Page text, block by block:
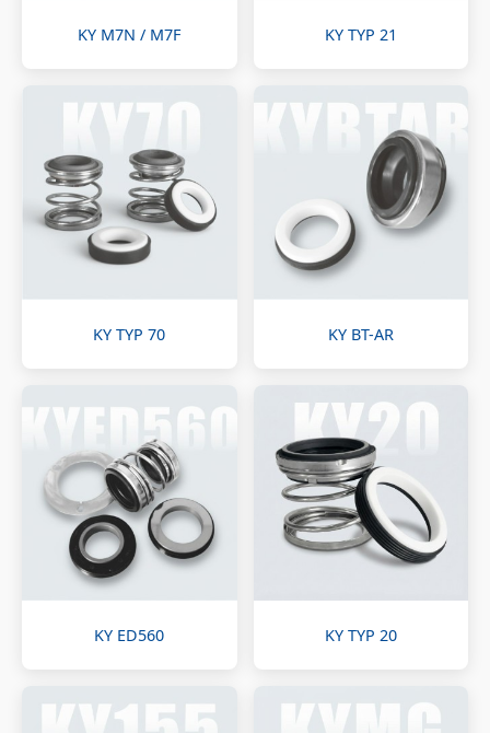
KY M7N / M7F KY TYP 21
KY TYP 70 KY BT-AR
KY ED560 KY TYP 20